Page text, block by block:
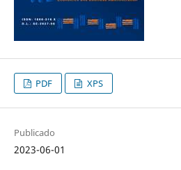
PDF XPS
Publicado
2023-06-01